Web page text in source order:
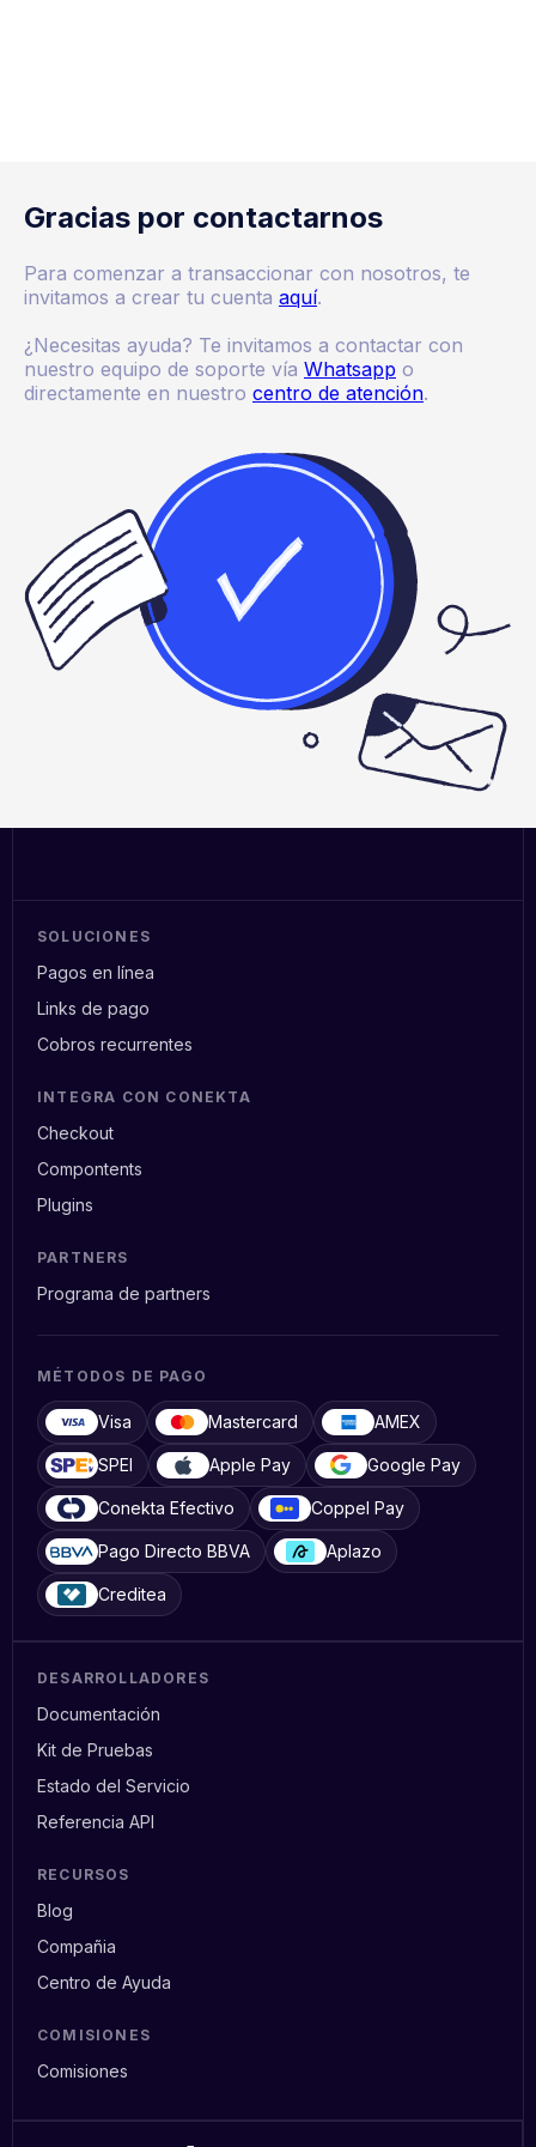
Gracias por contactarnos
Para comenzar a transaccionar con nosotros, te
invitamos a crear tu cuenta aquí.
¿Necesitas ayuda? Te invitamos a contactar con
nuestro equipo de soporte vía Whatsapp o
directamente en nuestro centro de atención.
SOLUCIONES
Pagos en línea
Links de pago
Cobros recurrentes
INTEGRA CON CONEKTA
Checkout
Compontents
Plugins
PARTNERS
Programa de partners
MÉTODOS DE PAGO
Visa Mastercard AMEX
SPEI Apple Pay Google Pay
Conekta Efectivo Coppel Pay
Pago Directo BBVA Aplazo
Creditea
DESARROLLADORES
Documentación
Kit de Pruebas
Estado del Servicio
Referencia API
RECURSOS
Blog
Compañia
Centro de Ayuda
COMISIONES
Comisiones